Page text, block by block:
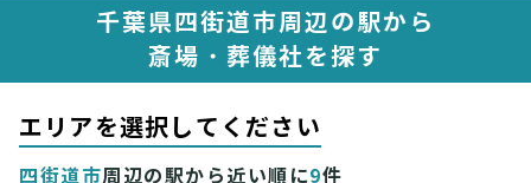
千葉県四街道市周辺の駅から
斎場・葬儀社を探す
エリアを選択してください
四街道市周辺の駅から近い順に9件